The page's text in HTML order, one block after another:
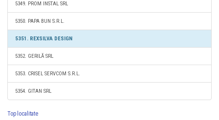
5349. PROM INSTAL SRL
5350. PAPA BUN S.R.L.
5351. REXSILVA DESIGN
5352. GERILĂ SRL
5353. CRISEL SERVCOM S.R.L.
5354. GITAN SRL
Top localitate